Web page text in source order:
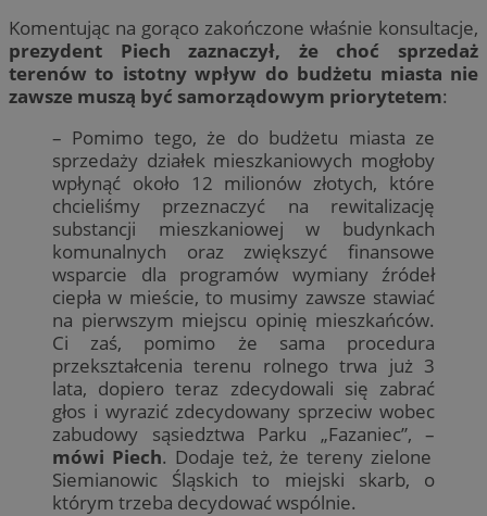
Komentując na gorąco zakończone właśnie konsultacje,
prezydent Piech zaznaczył, że choć sprzedaż
terenów to istotny wpływ do budżetu miasta nie
zawsze muszą być samorządowym priorytetem:
– Pomimo tego, że do budżetu miasta ze
sprzedaży działek mieszkaniowych mogłoby
wpłynąć około 12 milionów złotych, które
chcieliśmy przeznaczyć na rewitalizację
substancji mieszkaniowej w budynkach
komunalnych oraz zwiększyć finansowe
wsparcie dla programów wymiany źródeł
ciepła w mieście, to musimy zawsze stawiać
na pierwszym miejscu opinię mieszkańców.
Ci zaś, pomimo że sama procedura
przekształcenia terenu rolnego trwa już 3
lata, dopiero teraz zdecydowali się zabrać
głos i wyrazić zdecydowany sprzeciw wobec
zabudowy sąsiedztwa Parku „Fazaniec”, –
mówi Piech. Dodaje też, że tereny zielone
Siemianowic Śląskich to miejski skarb, o
którym trzeba decydować wspólnie.